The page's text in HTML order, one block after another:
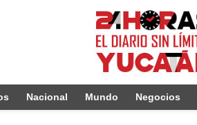
Nacional Mundo Negocios